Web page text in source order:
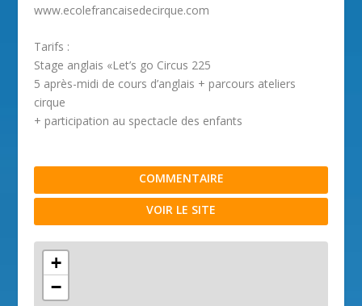
www.ecolefrancaisedecirque.com
Tarifs :
Stage anglais «Let’s go Circus 225
5 après-midi de cours d’anglais + parcours ateliers
cirque
+ participation au spectacle des enfants
COMMENTAIRE
VOIR LE SITE
+
−